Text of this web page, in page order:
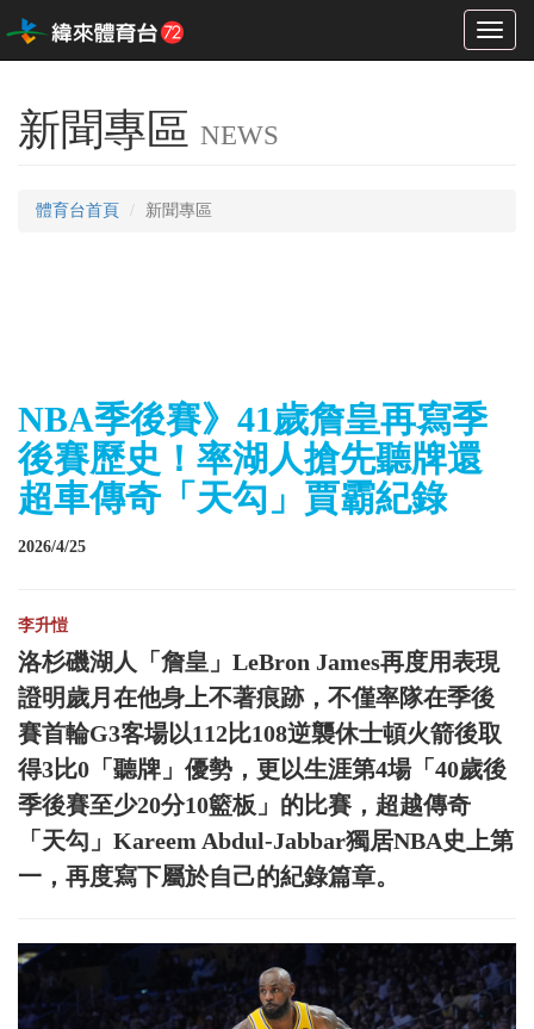
Toggle
新聞專區 NEWS
體育台首頁 新聞專區
NBA季後賽》41歲詹皇再寫季
後賽歷史！率湖人搶先聽牌還
超車傳奇「天勾」賈霸紀錄
2026/4/25
李升愷
洛杉磯湖人「詹皇」LeBron James再度用表現
證明歲月在他身上不著痕跡，不僅率隊在季後
賽首輪G3客場以112比108逆襲休士頓火箭後取
得3比0「聽牌」優勢，更以生涯第4場「40歲後
季後賽至少20分10籃板」的比賽，超越傳奇
「天勾」Kareem Abdul-Jabbar獨居NBA史上第
一，再度寫下屬於自己的紀錄篇章。